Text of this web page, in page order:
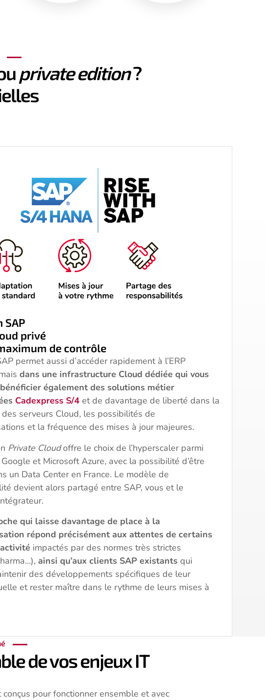
private edition?
SAP
privé
de contrôle
permet aussi d’accéder rapidement à l’ERP
dans une infrastructure Cloud dédiée qui vous
également des solutions métier
Cadexpress S/4 et de davantage de liberté dans la
serveurs Cloud, les possibilités de
et la fréquence des mises à jour majeures.
Private Cloudoffre le choix de l’hyperscaler parmi
et Microsoft Azure, avec la possibilité d’être
un Data Center en France. Le modèle de
devient alors partagé entre SAP, vous et le
qui laisse davantage de place à la
répond précisément aux attentes de certains
impactés par des normes très strictes
ainsi qu’aux clients SAP existants qui
des développements spécifiques de leur
et rester maître dans le rythme de leurs mises à
de vos enjeux IT
pour fonctionner ensemble et avec